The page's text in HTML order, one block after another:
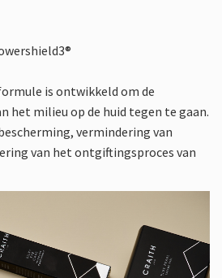
is ontwikkeld om de
het milieu op de huid tegen te gaan.
vermindering van
van het ontgiftingsproces van